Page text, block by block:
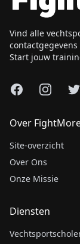
Vind alle
Start jouw
FacebookInstagram
X
Over
Site-overzicht
Over Ons
Onze Missie
Diensten